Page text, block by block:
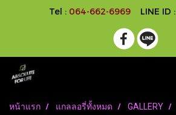
Tel : 064-662-6969 LINE ID :
หน้าแรก แกลลอรี่ทั้งหมด GALLERY